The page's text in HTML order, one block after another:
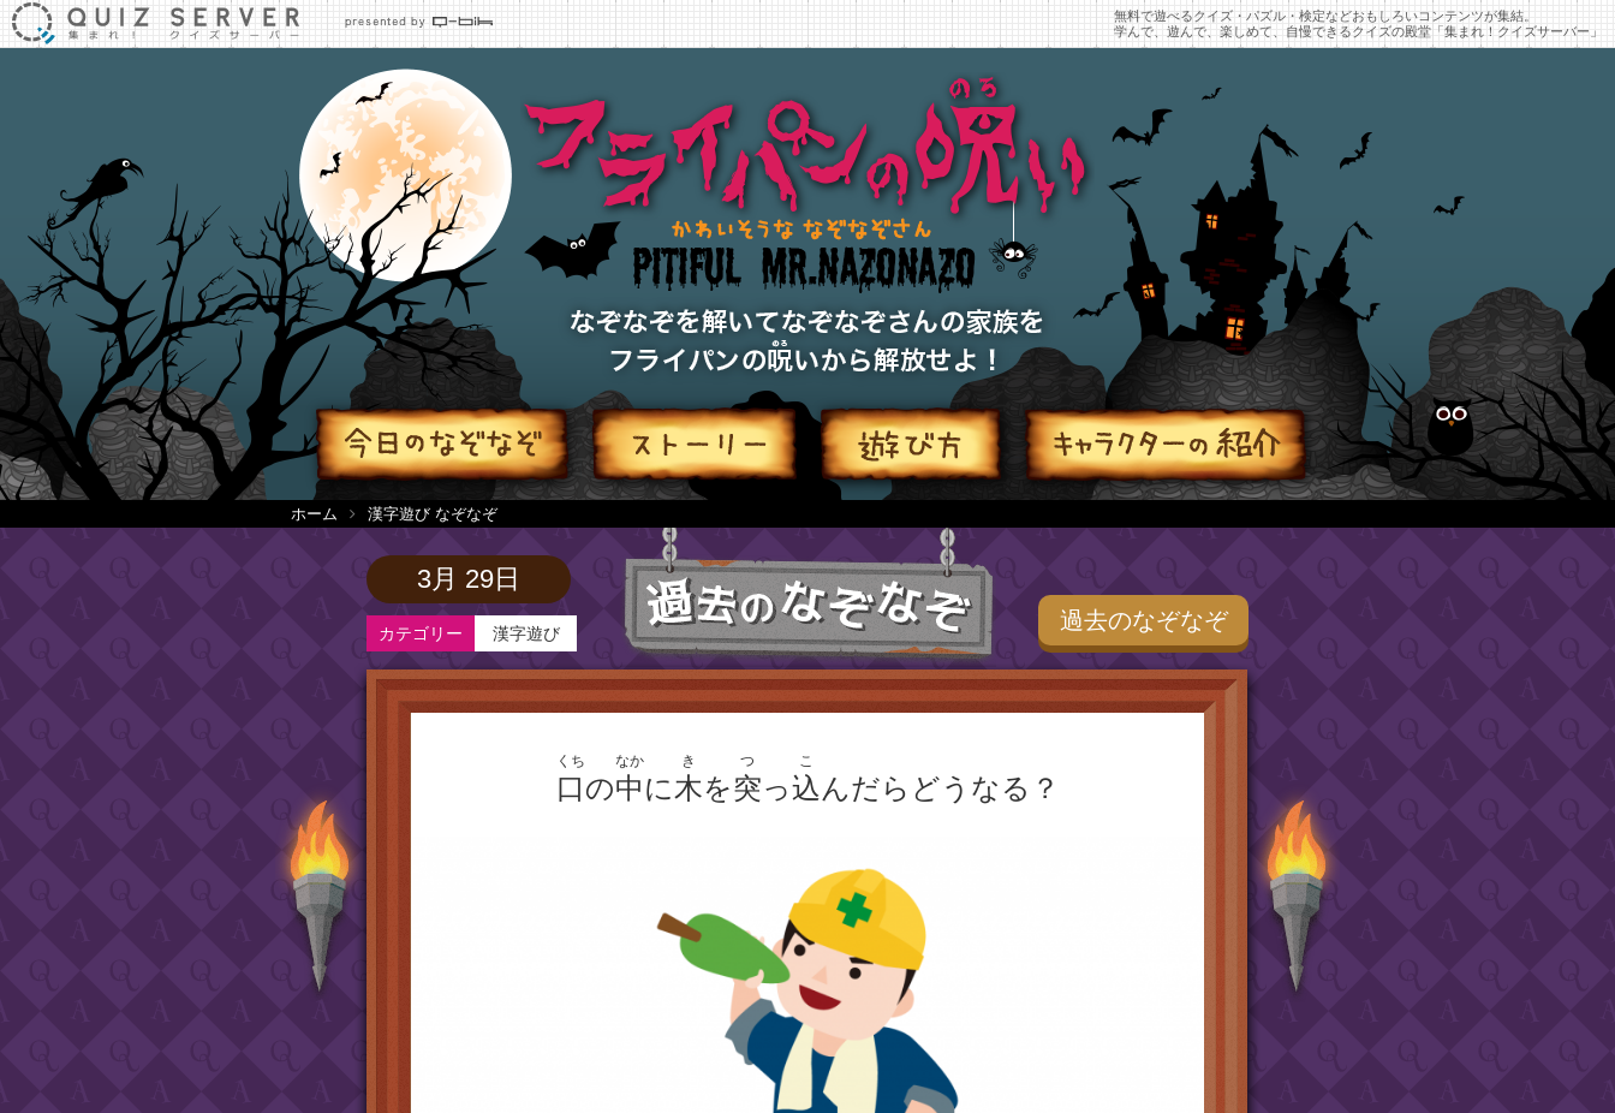
無料で遊べるクイズ・パズル・検定などおもしろいコンテンツが集結。
学んで、遊んで、楽しめて、自慢できるクイズの殿堂「集まれ！クイズサーバー」
フライパンの呪い かわいそうななぞなぞさん
なぞなぞを解いてなぞなぞさんの家族をフライパンの呪
今日のなぞなぞ ストーリー 遊び方 キャラクターの紹介
ホーム 漢字遊び なぞなぞ
3月 29日
カテゴリー 漢字遊び 過去のなぞなぞ
口
くち
の中
なか
に木
き
を突
つ
っ込
こ
んだらどうなる？